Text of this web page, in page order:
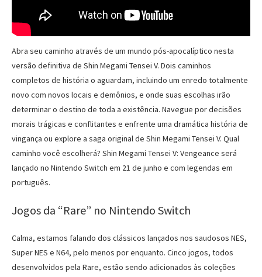
Abra seu caminho através de um mundo pós-apocalíptico nesta
versão definitiva de Shin Megami Tensei V. Dois caminhos
completos de história o aguardam, incluindo um enredo totalmente
novo com novos locais e demônios, e onde suas escolhas irão
determinar o destino de toda a existência. Navegue por decisões
morais trágicas e conflitantes e enfrente uma dramática história de
vingança ou explore a saga original de Shin Megami Tensei V. Qual
caminho você escolherá? Shin Megami Tensei V: Vengeance será
lançado no Nintendo Switch em 21 de junho e com legendas em
português.
Jogos da “Rare” no Nintendo Switch
Calma, estamos falando dos clássicos lançados nos saudosos NES,
Super NES e N64, pelo menos por enquanto. Cinco jogos, todos
desenvolvidos pela Rare, estão sendo adicionados às coleções